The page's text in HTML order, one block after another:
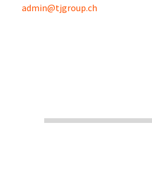
admin@tjgroup.ch